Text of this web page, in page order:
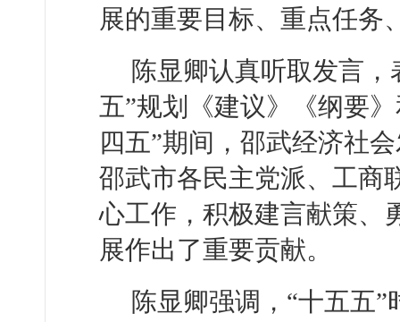
展的重要目标、重点任务
陈显卿认真听取发言
五”规划《建议》《纲要
四五”期间，邵武经济社
邵武市各民主党派、工商
心工作，积极建言献策、
展作出了重要贡献。
陈显卿强调，“十五五